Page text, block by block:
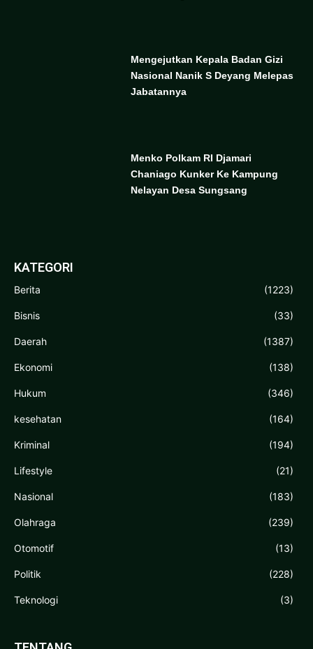
Mengejutkan Kepala Badan Gizi
Nasional Nanik S Deyang Melepas
Jabatannya
Menko Polkam RI Djamari
Chaniago Kunker Ke Kampung
Nelayan Desa Sungsang
KATEGORI
Berita (1223)
Bisnis (33)
Daerah (1387)
Ekonomi (138)
Hukum (346)
kesehatan (164)
Kriminal (194)
Lifestyle (21)
Nasional (183)
Olahraga (239)
Otomotif (13)
Politik (228)
Teknologi (3)